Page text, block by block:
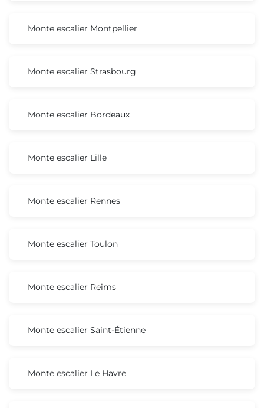
Monte escalier Montpellier
Monte escalier Strasbourg
Monte escalier Bordeaux
Monte escalier Lille
Monte escalier Rennes
Monte escalier Toulon
Monte escalier Reims
Monte escalier Saint-Étienne
Monte escalier Le Havre